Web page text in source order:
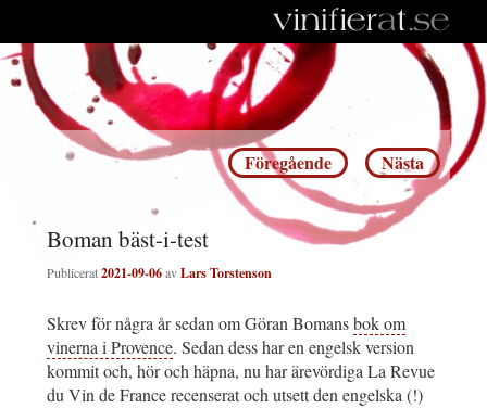
Inläggsnavigering
Föregående Nästa
Boman bäst-i-test
Publicerat2021-09-06avLars Torstenson
Skrev för några år sedan om Göran Bomansbok om
vinerna i Provence. Sedan dess har en engelsk version
kommit och, hör och häpna, nu har ärevördiga La Revue
du Vin de France recenserat och utsett den engelska (!)